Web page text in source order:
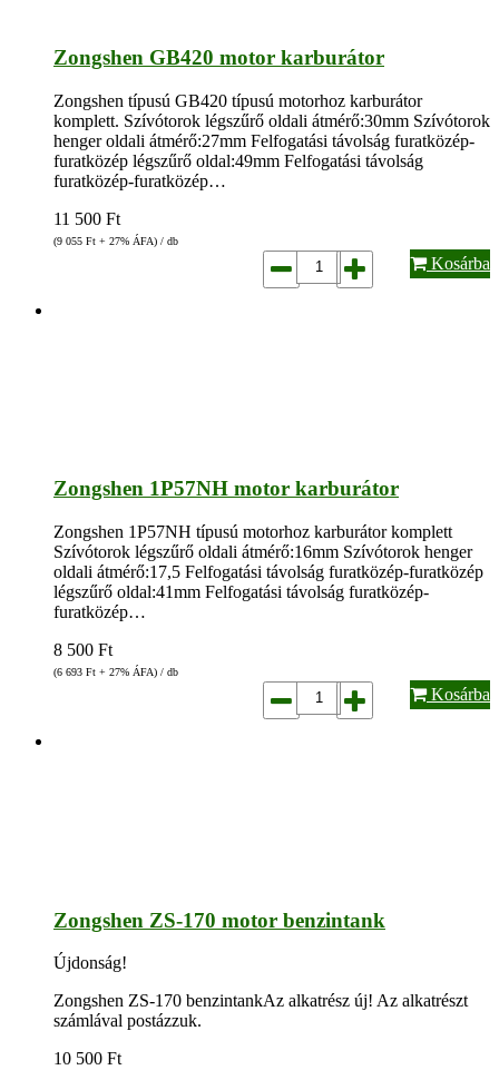
Zongshen GB420 motor karburátor
Zongshen típusú GB420 típusú motorhoz karburátor
komplett. Szívótorok légszűrő oldali átmérő:30mm Szívótorok
henger oldali átmérő:27mm Felfogatási távolság furatközép-
furatközép légszűrő oldal:49mm Felfogatási távolság
furatközép-furatközép…
11 500 Ft
(9 055 Ft + 27% ÁFA) / db
Kosárba
Zongshen 1P57NH motor karburátor
Zongshen 1P57NH típusú motorhoz karburátor komplett
Szívótorok légszűrő oldali átmérő:16mm Szívótorok henger
oldali átmérő:17,5 Felfogatási távolság furatközép-furatközép
légszűrő oldal:41mm Felfogatási távolság furatközép-
furatközép…
8 500 Ft
(6 693 Ft + 27% ÁFA) / db
Kosárba
Zongshen ZS-170 motor benzintank
Újdonság!
Zongshen ZS-170 benzintankAz alkatrész új! Az alkatrészt
számlával postázzuk.
10 500 Ft